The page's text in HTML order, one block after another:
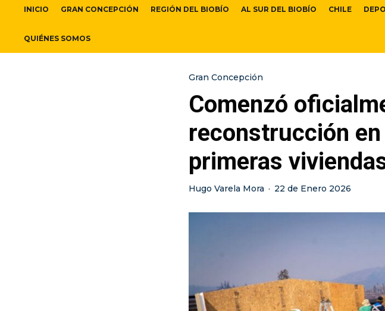
INICIO GRAN CONCEPCIÓN REGIÓN DEL BIOBÍO AL SUR DEL BIOBÍO CHILE
QUIÉNES SOMOS
Gran Concepción
Comenzó
reconstrucción
primeras
Hugo Varela Mora · 22 de Enero 2026